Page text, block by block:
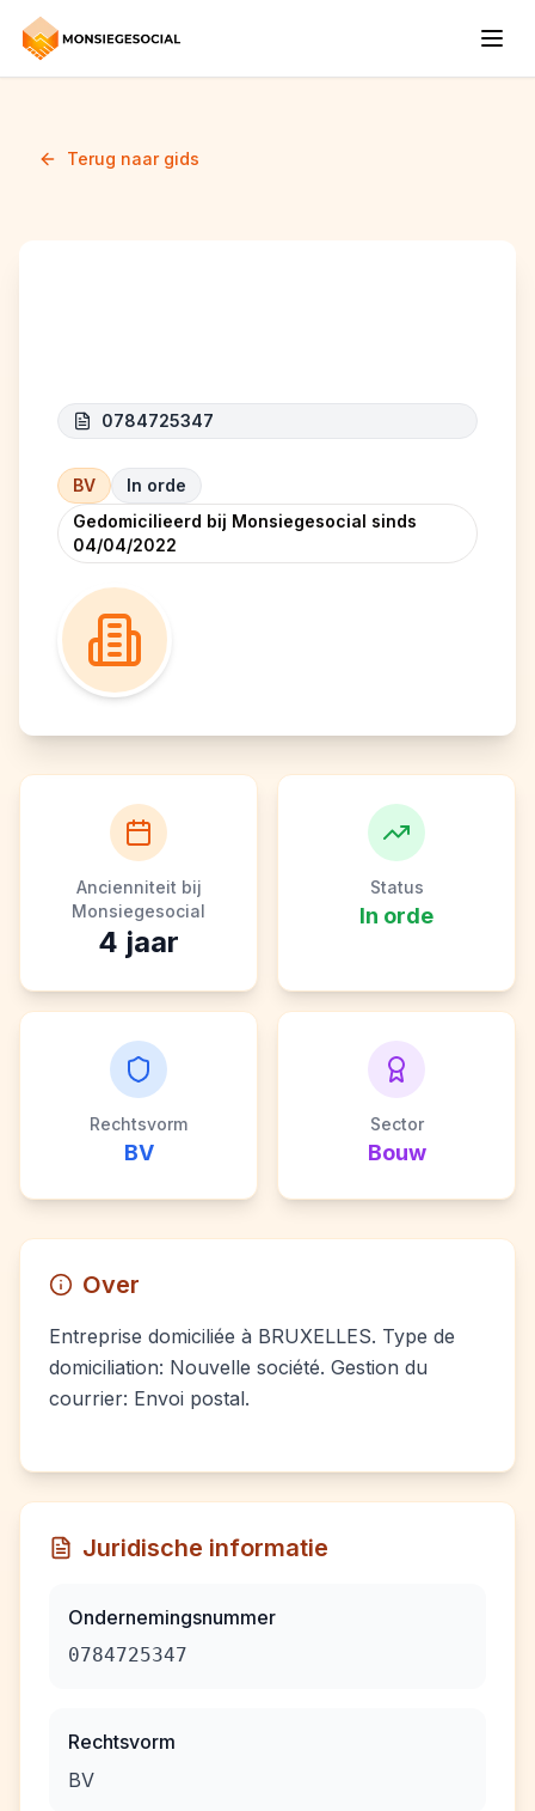
Terug naar gids
0784725347
BV
In orde
Gedomicilieerd bij Monsiegesocial sinds
04/04/2022
Ancienniteit bij
Monsiegesocial
4 jaar
Status
In orde
Rechtsvorm
BV
Sector
Bouw
Over
Entreprise domiciliée à BRUXELLES. Type de
domiciliation: Nouvelle société. Gestion du
courrier: Envoi postal.
Juridische informatie
Ondernemingsnummer
0784725347
Rechtsvorm
BV